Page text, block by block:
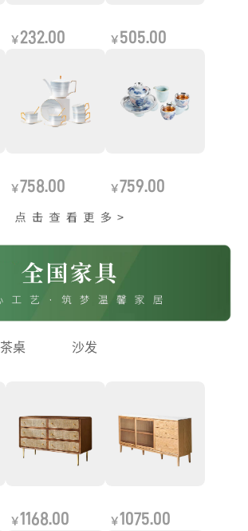
￥ 232.00 ￥ 505.00
￥758.00 ￥759.00
茶桌 沙发
￥1168.00 ￥1075.00